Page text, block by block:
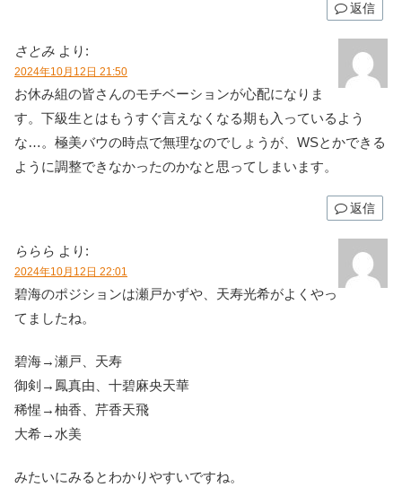
返信
さとみ より:
2024年10月12日 21:50
お休み組の皆さんのモチベーションが心配になりま
す。下級生とはもうすぐ言えなくなる期も入っているよう
な…。極美バウの時点で無理なのでしょうが、WSとかできる
ように調整できなかったのかなと思ってしまいます。
返信
ららら より:
2024年10月12日 22:01
碧海のポジションは瀬戸かずや、天寿光希がよくやっ
てましたね。
碧海→瀬戸、天寿
御剣→鳳真由、十碧麻央天華
稀惺→柚香、芹香天飛
大希→水美
みたいにみるとわかりやすいですね。